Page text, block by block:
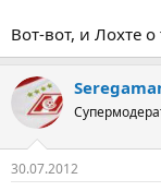
Вот-вот, и Лохте
30.07.2012